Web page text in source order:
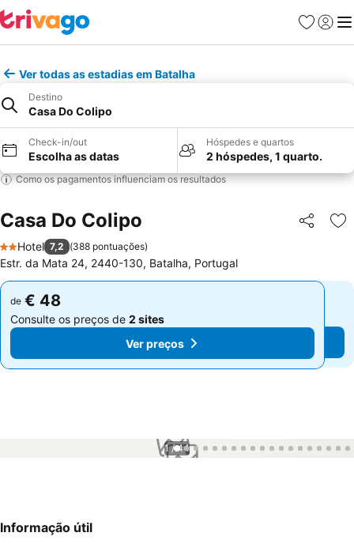
Favoritos
Iniciar
Ver todas as estadias em Batalha
Destino
Casa Do Colipo
Check-in/out
Escolha as datas
Hóspedes e quartos
2 hóspedes, 1 quarto.
Como os pagamentos influenciam os resultados
Casa Do Colipo Partilhar
2 Estrelas
Hotel 7,2 (388 pontuações)
Estr. da Mata 24, 2440-130, Batalha, Portugal
de € 48
Consulte os preços de 2 sites
Ver preços
de € 48
Consulte os preços de 2 sites
Ver preços
1 / 44
Informação útil